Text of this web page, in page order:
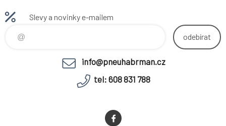
Slevy a novinky e-mailem
odebírat
info@pneuhabrman.cz
tel: 608 831 788